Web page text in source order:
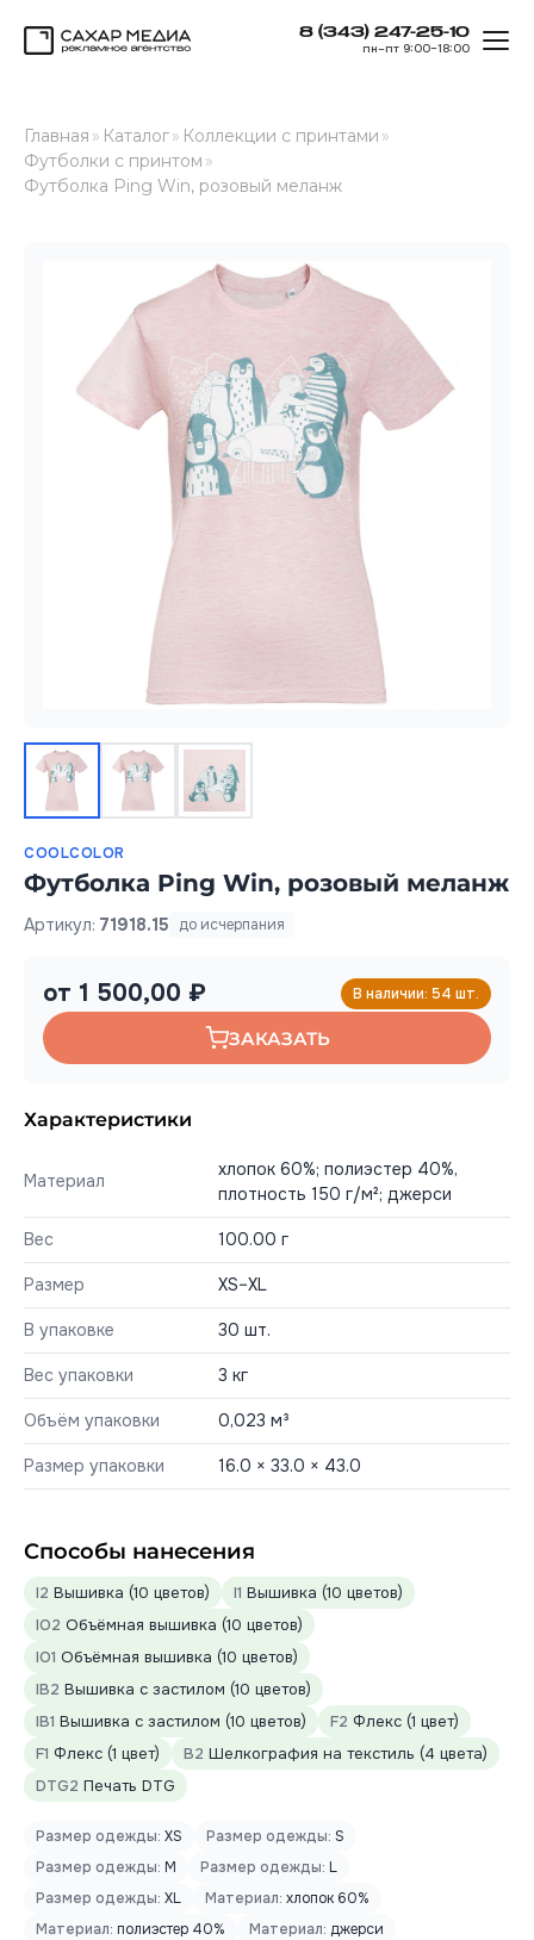
8 (343) 247-25-10
пн–пт 9:00–18:00
Главная » Каталог» Коллекции с принтами »
Футболки с принтом »
Футболка Ping Win, розовый меланж
COOLCOLOR
Футболка Ping Win, розовый меланж
Артикул: 71918.15 до исчерпания
от 1 500,00 ₽ В наличии: 54 шт.
ЗАКАЗАТЬ
Характеристики
Материал
хлопок 60%; полиэстер 40%,
плотность 150 г/м²; джерси
Вес 100.00 г
Размер XS–XL
В упаковке 30 шт.
Вес упаковки 3 кг
Объём упаковки 0,023 м³
Размер упаковки 16.0 × 33.0 × 43.0
Способы нанесения
I2 Вышивка (10 цветов) I1 Вышивка (10 цветов)
IO2 Объёмная вышивка (10 цветов)
IO1 Объёмная вышивка (10 цветов)
IB2 Вышивка с застилом (10 цветов)
IB1 Вышивка с застилом (10 цветов) F2 Флекс (1 цвет)
F1 Флекс (1 цвет) B2 Шелкография на текстиль (4 цвета)
DTG2 Печать DTG
Размер одежды: XS Размер одежды: S
Размер одежды: M Размер одежды: L
Размер одежды: XL Материал: хлопок 60%
Материал: полиэстер 40% Материал: джерси